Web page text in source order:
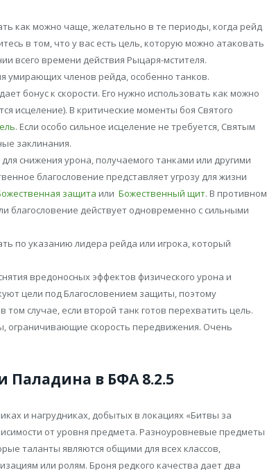
как можно чаще, желательно в те периоды, когда рейд
в том, что у вас есть цель, которую можно атаковать
всего времени действия Рыцаря-мстителя.
умирающих членов рейда, особенно танков.
бонус к скорости. Его нужно использовать как можно
исцеление). В критические моменты боя Святого
. Если особо сильное исцеление не требуется, Святым
заклинания.
для снижения урона, получаемого танками или другими
благословение представляет угрозу для жизни
защита или Божественный щит. В противном
благословение действует одновременно с сильными
по указанию лидера рейда или игрока, который
вредоносных эффектов физического урона и
цели под Благословением защиты, поэтому
том случае, если второй танк готов перехватить цель.
ограничивающие скорость передвижения. Очень
Паладина в БФА 8.2.5
и нагрудниках, добытых в локациях «Битвы за
от уровня предмета. Разноуровневые предметы
таланты являются общими для всех классов,
или ролям. Броня редкого качества дает два